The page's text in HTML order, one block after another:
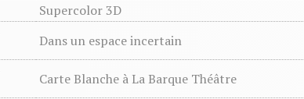
Supercolor 3D
Dans un espace incertain
Carte Blanche à La Barque Théâtre